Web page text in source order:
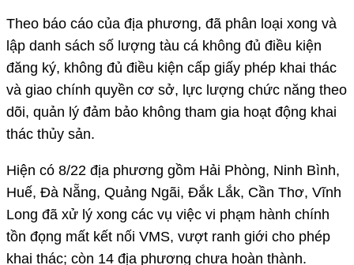
Theo báo cáo của địa phương, đã phân loại xong và
lập danh sách số lượng tàu cá không đủ điều kiện
đăng ký, không đủ điều kiện cấp giấy phép khai thác
và giao chính quyền cơ sở, lực lượng chức năng theo
dõi, quản lý đảm bảo không tham gia hoạt động khai
thác thủy sản.
Hiện có 8/22 địa phương gồm Hải Phòng, Ninh Bình,
Huế, Đà Nẵng, Quảng Ngãi, Đắk Lắk, Cần Thơ, Vĩnh
Long đã xử lý xong các vụ việc vi phạm hành chính
tồn đọng mất kết nối VMS, vượt ranh giới cho phép
khai thác; còn 14 địa phương chưa hoàn thành.